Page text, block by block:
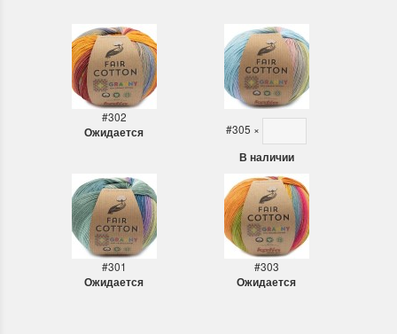
Летние Скидки
!! СКИДКА 20% ‼️ с 1 до 3 июня в
честь первого летнего дня
Чудетство...
Анастасия Туманова
1 июня 2024 11:29
Раритеты Дим.
На сайте пополнение
Dimensions
Спешите купить...
Анастасия Туманова
22 мая 2024 13:01
#302
Ожидается
#305 ×
В наличии
#301
Ожидается
#303
Ожидается